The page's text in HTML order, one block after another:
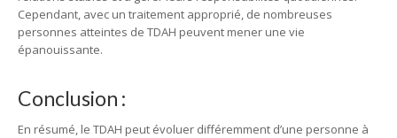
Cependant, avec un traitement approprié, de nombreuses
personnes atteintes de TDAH peuvent mener une vie
épanouissante.
Conclusion :
En résumé, le TDAH peut évoluer différemment d’une personne à